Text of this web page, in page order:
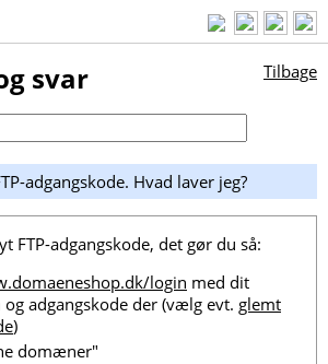
svar Tilbage
adgangskode. Hvad laver jeg?
FTP-adgangskode, det gør du så:
login med dit
adgangskode der (vælg evt. glemt
)
domæner"